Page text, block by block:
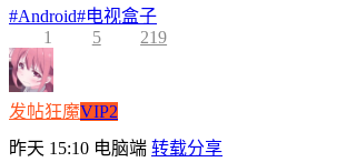
#Android#电视盒子
1
5 219
发帖狂魔VIP2
昨天 15:10 电脑端 转载分享